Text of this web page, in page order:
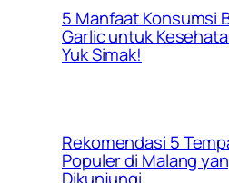
5 Manfaat Konsumsi
Garlic untuk
Yuk Simak!
Rekomendasi 5
Populer di Malang